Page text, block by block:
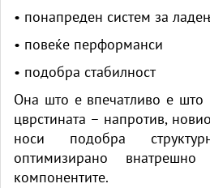
• понапреден систем за
• повеќе перформанси
• подобра стабилност
Она што е впечатливо е што
цврстината – напротив,
носи подобра
оптимизирано
компонентите.